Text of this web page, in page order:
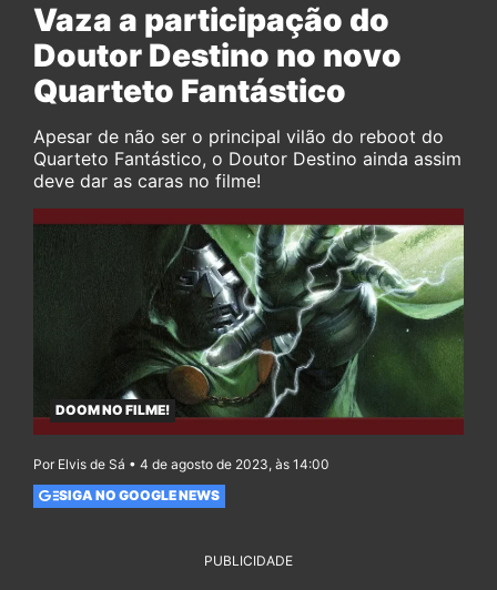
Vaza a participação do
Doutor Destino no novo
Quarteto Fantástico
Apesar de não ser o principal vilão do reboot do
Quarteto Fantástico, o Doutor Destino ainda assim
deve dar as caras no filme!
DOOM NO FILME!
Por Elvis de Sá • 4 de agosto de 2023, às 14:00
SIGA NO GOOGLE NEWS
PUBLICIDADE